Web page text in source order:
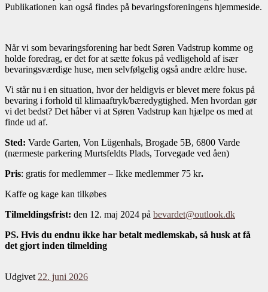
Publikationen kan også findes på bevaringsforeningens hjemmeside.
Når vi som bevaringsforening har bedt Søren Vadstrup komme og
holde foredrag, er det for at sætte fokus på vedligehold af især
bevaringsværdige huse, men selvfølgelig også andre ældre huse.
Vi står nu i en situation, hvor der heldigvis er blevet mere fokus på
bevaring i forhold til klimaaftryk/bæredygtighed. Men hvordan gør
vi det bedst? Det håber vi at Søren Vadstrup kan hjælpe os med at
finde ud af.
Sted: Varde Garten, Von Lügenhals, Brogade 5B, 6800 Varde
(nærmeste parkering Murtsfeldts Plads, Torvegade ved åen)
Pris: gratis for medlemmer – Ikke medlemmer 75 kr.
Kaffe og kage kan tilkøbes
Tilmeldingsfrist: den 12. maj 2024 på bevardet@outlook.dk
PS. Hvis du endnu ikke har betalt medlemskab, så husk at få
det gjort inden tilmelding
Udgivet 22. juni 2026